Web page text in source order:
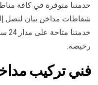
خدمتنا متوفرة في كافة
شفاطات مداخن بيان لنصل
رخيصة.
فني تركيب